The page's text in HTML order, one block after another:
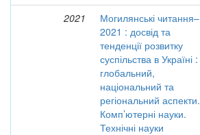
2021
Могилянські читання–
2021 : досвід та
тенденції розвитку
суспільства в Україні :
глобальний,
національний та
регіональний аспекти.
Комп’ютерні науки.
Технічні науки